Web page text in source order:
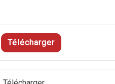
Télécharger